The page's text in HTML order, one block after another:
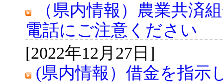
（県内情報）農業共済
電話にご注意ください
[2022年12月27日]
(県内情報）借金を指示